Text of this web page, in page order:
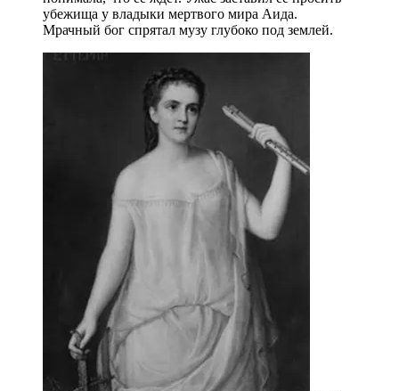
убежища у владыки мертвого мира Аида.
Мрачный бог спрятал музу глубоко под землей.